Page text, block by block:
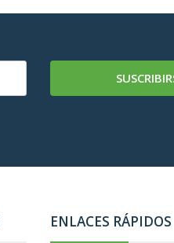
ENLACES RÁPIDOS